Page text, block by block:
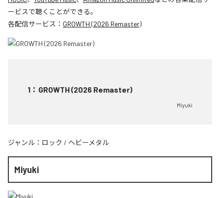
ービスで聴くことができる。
各配信サービス： GROWTH (2026 Remaster)
1 ： GROWTH (2026 Remaster)
Miyuki
ジャンル： ロック / ヘビーメタル
Miyuki